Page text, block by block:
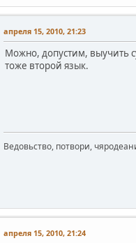
апреля 15, 2010, 21:23
Можно, допустим, выучить
тоже второй язык.
Ведовьство, потвори,
апреля 15, 2010, 21:24